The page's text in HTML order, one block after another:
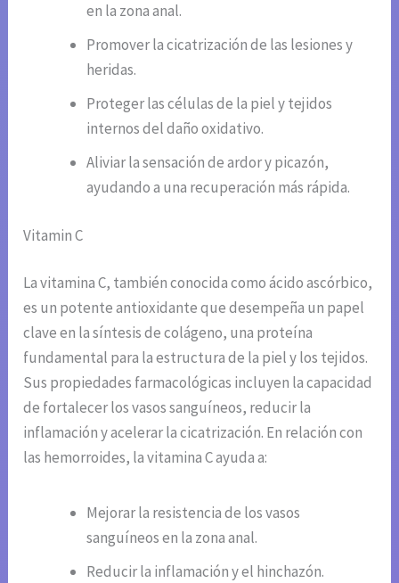
en la zona anal.
Promover la cicatrización de las lesiones y
heridas.
Proteger las células de la piel y tejidos
internos del daño oxidativo.
Aliviar la sensación de ardor y picazón,
ayudando a una recuperación más rápida.
Vitamin C
La vitamina C, también conocida como ácido ascórbico,
es un potente antioxidante que desempeña un papel
clave en la síntesis de colágeno, una proteína
fundamental para la estructura de la piel y los tejidos.
Sus propiedades farmacológicas incluyen la capacidad
de fortalecer los vasos sanguíneos, reducir la
inflamación y acelerar la cicatrización. En relación con
las hemorroides, la vitamina C ayuda a:
Mejorar la resistencia de los vasos
sanguíneos en la zona anal.
Reducir la inflamación y el hinchazón.